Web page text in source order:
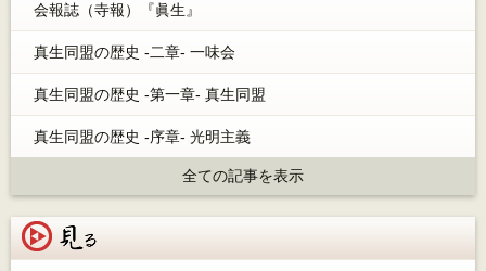
会報誌（寺報）『眞生』
真生同盟の歴史 -二章- 一味会
真生同盟の歴史 -第一章- 真生同盟
真生同盟の歴史 -序章- 光明主義
全ての記事を表示